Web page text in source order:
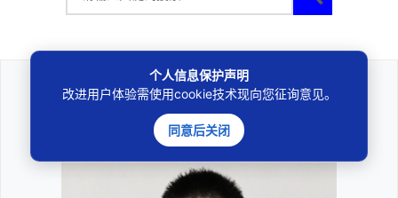
法律咨询
————受人之托、忠人之事————
个人信息保护声明
改进用户体验需使用cookie技术现向您征询意见。
同意后关闭